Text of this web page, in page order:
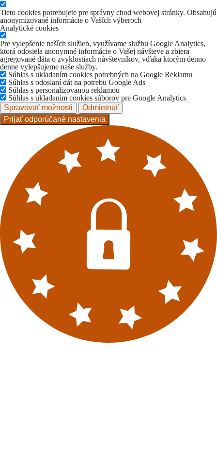
Tieto cookies potrebujete pre správny chod webovej stránky. Obsahujú
anonymizované informácie o Vaších výberoch
Analytické cookies
Pre vylepšenie naších služieb, využívame službu Google Analytics,
ktorá odosiela anonymné informácie o Vašej návšteve a zbiera
agregované dáta o zvyklostiach návštevníkov, vďaka ktorým denno
denne vylepšujeme naše služby.
Súhlas s ukladaním cookies potrebných na Google Reklamu
Súhlas s odoslaní dát na potrebu Google Ads
Súhlas s personalizovanou reklamou
Súhlas s ukladaním cookies súborov pre Google Analytics
Spravovať možnosti
Odmietnuť
Prijať odporúčané nastavenia